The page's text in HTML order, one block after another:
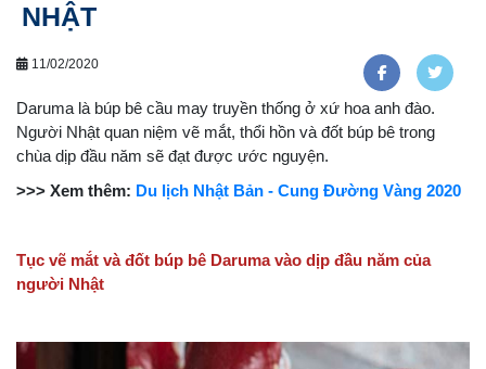
NHẬT
11/02/2020
Daruma là búp bê cầu may truyền thống ở xứ hoa anh đào.
Người Nhật quan niệm vẽ mắt, thổi hồn và đốt búp bê trong
chùa dịp đầu năm sẽ đạt được ước nguyện.
>>> Xem thêm: Du lịch Nhật Bản - Cung Đường Vàng 2020
Tục vẽ mắt và đốt búp bê Daruma vào dịp đầu năm của
người Nhật